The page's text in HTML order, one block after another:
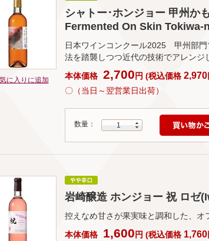
に入りに追加
シャトー･ホンジョー 甲州
Fermented On Skin Tokiwa-
日本ワインコンクール2025 甲州部門
法を踏襲しつつ近代の技術でアレンジ
本体価格 2,700円 (税込価格2,970
〇（当日～翌営業日出荷）
数量： 1
岩崎醸造 ホンジョー 祝 ロ
控えなめ甘さが果実味と調和した、オ
本体価格 1,600 円 (税込価格 1,760